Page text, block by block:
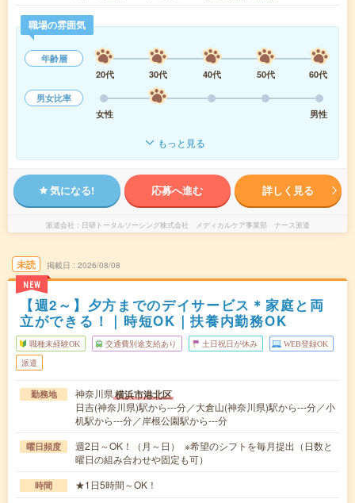
職場の雰囲気
年齢層
20代
30代 40代 50代
60代
男女比率
女性
男性
もっと見る
気になる! 応募へ進む 詳しく見る
派遣会社 日研トータルソーシング株式会社 メディカルケア事業部 ナース派遣
未読
NEW
掲載日 2026/08/08
【週2～】夕方までのデイサービス＊家庭と両
立ができる！｜時短OK｜扶養内勤務OK
職種未経験OK 交通費別途支給あり 土日祝日が休み WEB登録OK
派遣
勤務地 神奈川県横浜市港北区
日吉(神奈川県)駅から---分／大倉山(神奈川県)駅から---分／小
机駅から---分／岸根公園駅から---分
曜日頻度
週2日～OK！（月～日） ※希望のシフトを毎月提出（日数と
曜日の組み合わせや固定も可）
時間 ★1日5時間～OK！